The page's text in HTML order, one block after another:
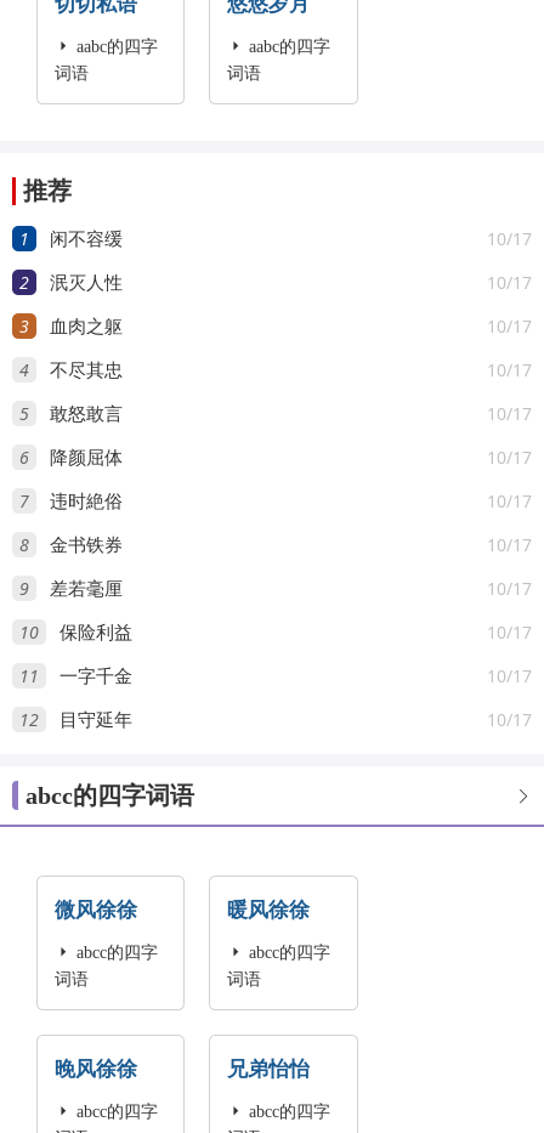

aabc的四字
词语

aabc的四字
词语
推荐
1 10/17
闲不容缓
2 10/17
泯灭人性
3 10/17
血肉之躯
4 10/17
不尽其忠
5 10/17
敢怒敢言
6 10/17
降颜屈体
7 10/17
违时絶俗
8 10/17
金书铁券
9 10/17
差若毫厘
10 10/17
保险利益
11 10/17
一字千金
12 10/17
目守延年

abcc的四字词语
微风徐徐

abcc的四字
词语
暖风徐徐

abcc的四字
词语
晚风徐徐

abcc的四字
兄弟怡怡

abcc的四字